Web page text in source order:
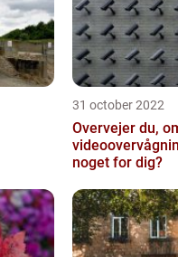
31 october 2022
Overvejer du,
noget for dig?